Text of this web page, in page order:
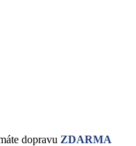
dopravu ZDARMA